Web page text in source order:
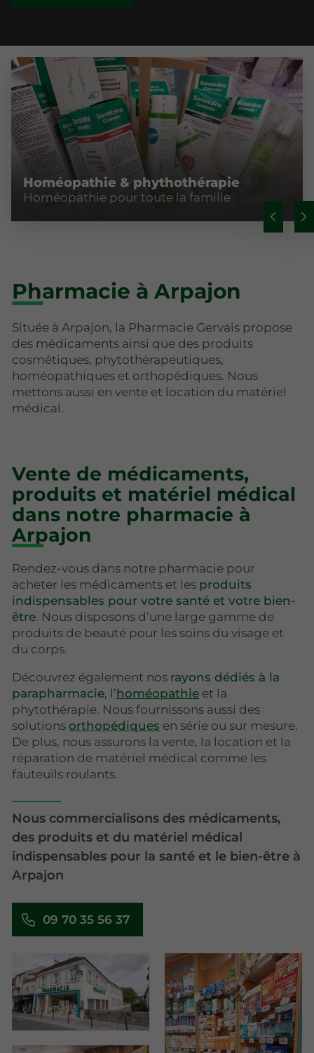
Homéopathie & phythothérapie
Homéopathie pour toute la famille
Pharmacie à Arpajon
Située à Arpajon, la Pharmacie Gervais propose
des médicaments ainsi que des produits
cosmétiques, phytothérapeutiques,
homéopathiques et orthopédiques. Nous
mettons aussi en vente et location du matériel
médical.
Vente de médicaments,
produits et matériel médical
dans notre pharmacie à
Arpajon
Rendez-vous dans notre pharmacie pour
acheter les médicaments et les produits
indispensables pour votre santé et votre bien-
être. Nous disposons d’une large gamme de
produits de beauté pour les soins du visage et
du corps.
Découvrez également nos rayons dédiés à la
parapharmacie, l’homéopathie et la
phytothérapie. Nous fournissons aussi des
solutions orthopédiques en série ou sur mesure.
De plus, nous assurons la vente, la location et la
réparation de matériel médical comme les
fauteuils roulants.
Nous commercialisons des médicaments,
des produits et du matériel médical
indispensables pour la santé et le bien-être à
Arpajon
09 70 35 56 37